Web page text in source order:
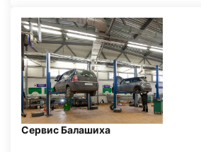
Сервис Балашиха